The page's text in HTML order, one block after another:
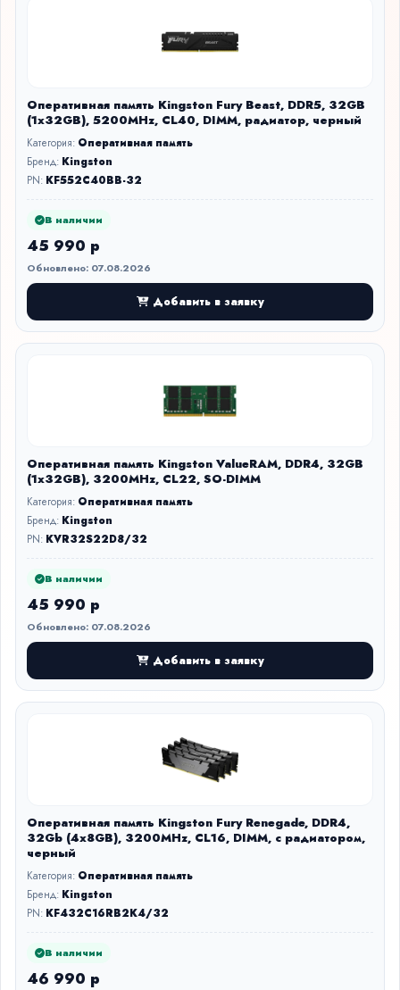
Оперативная память Kingston Fury Beast, DDR5, 32GB
(1x32GB), 5200MHz, CL40, DIMM, радиатор, черный
Категория: Оперативная память
Бренд: Kingston
PN: KF552C40BB-32
В наличии
45 990 р
Обновлено: 07.08.2026
Добавить в заявку
Оперативная память Kingston ValueRAM, DDR4, 32GB
(1x32GB), 3200MHz, CL22, SO-DIMM
Категория: Оперативная память
Бренд: Kingston
PN: KVR32S22D8/32
В наличии
45 990 р
Обновлено: 07.08.2026
Добавить в заявку
Оперативная память Kingston Fury Renegade, DDR4,
32Gb (4x8GB), 3200MHz, CL16, DIMM, с радиатором,
черный
Категория: Оперативная память
Бренд: Kingston
PN: KF432C16RB2K4/32
В наличии
46 990 р